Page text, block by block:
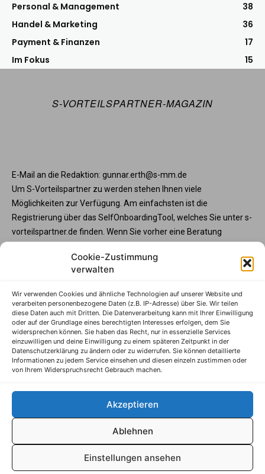
Cookie-Zustimmung
verwalten
Wir verwenden Cookies und ähnliche Technologien auf unserer Website und
verarbeiten personenbezogene Daten (z.B. IP-Adresse) über Sie. Wir teilen
diese Daten auch mit Dritten. Die Datenverarbeitung kann mit Ihrer Einwilligung
oder auf der Grundlage eines berechtigten Interesses erfolgen, dem Sie
widersprechen können. Sie haben das Recht, nur in essenzielle Services
einzuwilligen und deine Einwilligung zu einem späteren Zeitpunkt in der
Datenschutzerklärung zu ändern oder zu widerrufen. Sie können detaillierte
Informationen zu jedem Service einsehen und diesen einzeln zustimmen oder
von Ihrem Widerspruchsrecht Gebrauch machen.
Akzeptieren
Ablehnen
Einstellungen ansehen
Personal & Management
38
Handel & Marketing
36
Payment & Finanzen
17
Im Fokus
15
S-VORTEILSPARTNER-MAGAZIN
E-Mail an die Redaktion: gunnar.erth@s-mm.de
Um S-Vorteilspartner zu werden stehen Ihnen viele
Möglichkeiten zur Verfügung. Am einfachsten ist die
Registrierung über das SelfOnboardingTool, welches Sie unter s-
vorteilspartner.de finden. Wenn Sie vorher eine Beratung
vorteilspartner.de oder Telefon +49 345 570295 3573 gerne zur
Verfügung. Und wenn Sie Ihre Programmteilnahme vorab mit
Ihren Sparkassenberater.
S-Vorteilspartner
Impressum
Datenschutzhinweise
AGB
Erklärung zur Barrierefreiheit
© S-Markt & Mehrwert, 2025